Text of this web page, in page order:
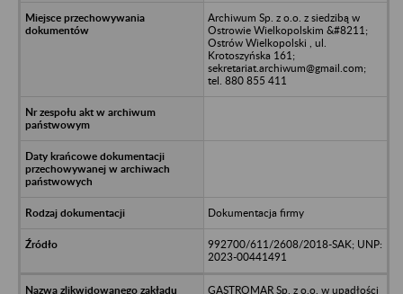
Archiwum Sp. z o.o. z siedzibą w
Ostrowie Wielkopolskim &#8211;
Ostrów Wielkopolski , ul.
Krotoszyńska 161;
sekretariat.archiwum@gmail.com;
tel. 880 855 411
Dokumentacja firmy
992700/611/2608/2018-SAK; UNP:
2023-00441491
GASTROMAR Sp. z o.o. w upadłości